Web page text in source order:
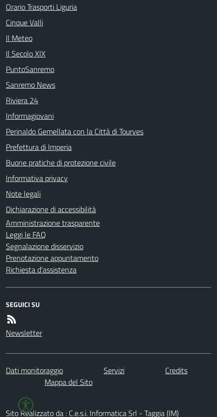
Orario Trasporti Liguria
Cinque Valli
Il Meteo
Il Secolo XIX
PuntoSanremo
Sanremo News
Riviera 24
Informagiovani
Perinaldo Gemellata con la Città di Tourves
Prefettura di Imperia
Buone pratiche di protezione civile
Informativa privacy
Note legali
Dichiarazione di accessibilità
Amministrazione trasparente
Leggi le FAQ
Segnalazione disservizio
Prenotazione appuntamento
Richiesta d'assistenza
SEGUICI SU
Newsletter
Dati monitoraggio Servizi
Credits
Mappa del Sito
Sito Realizzato da : C.e.s.i. Informatica Srl - Taggia (IM)